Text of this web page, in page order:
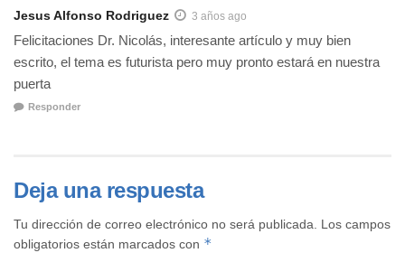
Jesus Alfonso Rodriguez 3 años ago
Felicitaciones Dr. Nicolás, interesante artículo y muy bien
escrito, el tema es futurista pero muy pronto estará en nuestra
puerta
Responder
Deja una respuesta
Tu dirección de correo electrónico no será publicada.
Los campos
obligatorios están marcados con *